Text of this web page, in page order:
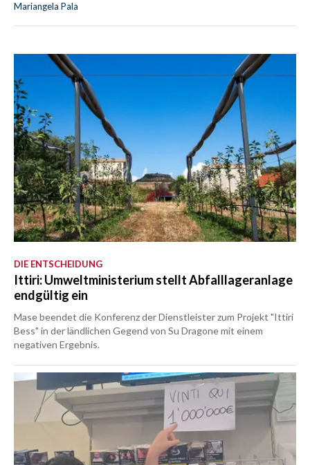
Mariangela Pala
DIE ENTSCHEIDUNG
Ittiri: Umweltministerium stellt Abfalllageranlage
endgültig ein
Mase beendet die Konferenz der Dienstleister zum Projekt "Ittiri
Bess" in der ländlichen Gegend von Su Dragone mit einem
negativen Ergebnis.